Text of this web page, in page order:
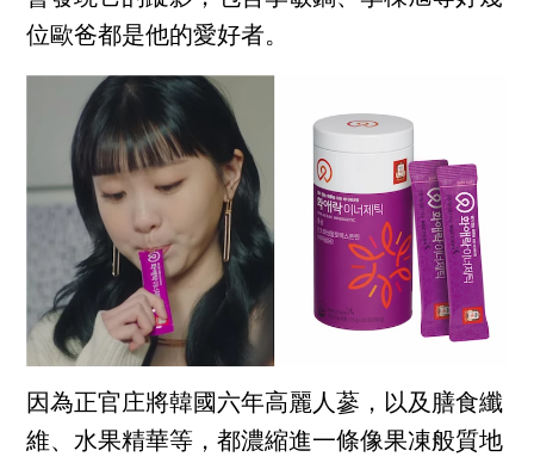
位歐爸都是他的愛好者。
因為正官庄將韓國六年高麗人蔘，以及膳食纖
維、水果精華等，都濃縮進一條像果凍般質地